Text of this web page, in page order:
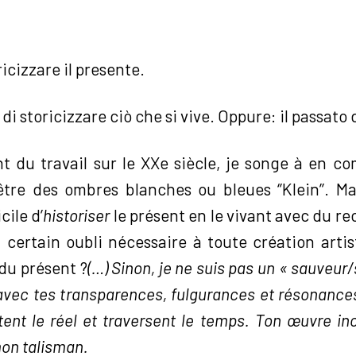
il presente.
storicizzare ciò che si vive. Oppure: il passato
du travail sur le XXe siècle, je songe à en
des ombres blanches ou bleues ‘’Klein’’.
d’historiserle présent en le vivant avec du
oubli nécessaire à toute création
présent ?(…) Sinon, je ne suis pas un «
tes transparences, fulgurances et
le réel et traversent le temps. Ton œuvre
talisman.